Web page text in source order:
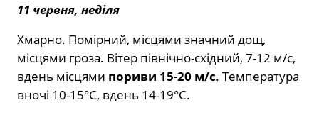
11 червня, неділя
Хмарно. Помірний, місцями значний дощ,
місцями гроза. Вітер північно-східний, 7-12 м/с,
вдень місцями пориви 15-20 м/с. Температура
вночі 10-15°C, вдень 14-19°C.